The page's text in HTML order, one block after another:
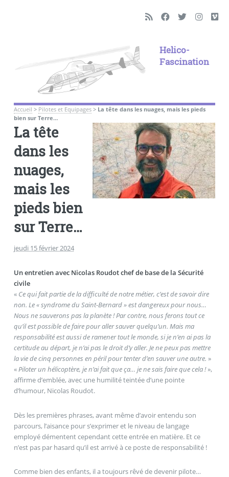
Helico-
Fascination
Accueil > Pilotes et Equipages> La tête dans les nuages, mais les pieds
bien sur Terre…
La tête
dans les
nuages,
mais les
pieds bien
sur Terre…
jeudi 15 février 2024
Un entretien avec Nicolas Roudot chef de base de la Sécurité
civile
« Ce qui fait partie de la difficulté de notre métier, c’est de savoir dire
non. Le « syndrome du Saint-Bernard » est dangereux pour nous…
Nous ne sauverons pas la planète ! Par contre, nous ferons tout ce
qu’il est possible de faire pour aller sauver quelqu’un. Mais ma
responsabilité est aussi de ramener tout le monde, si je n’en ai pas la
certitude au départ, je n’ai pas le droit d’y aller. Je ne peux pas mettre
la vie de cinq personnes en péril pour tenter d’en sauver une autre. »
«Piloter un hélicoptère, je n’ai fait que ça… je ne sais faire que cela !»,
affirme d’emblée, avec une humilité teintée d’une pointe
d’humour, Nicolas Roudot.
Dès les premières phrases, avant même d’avoir entendu son
parcours, l’aisance pour s’exprimer et le niveau de langage
employé démentent cependant cette entrée en matière. Et ce
n’est pas par hasard qu’il est arrivé à ce poste de responsabilité !
Comme bien des enfants, il a toujours rêvé de devenir pilote…